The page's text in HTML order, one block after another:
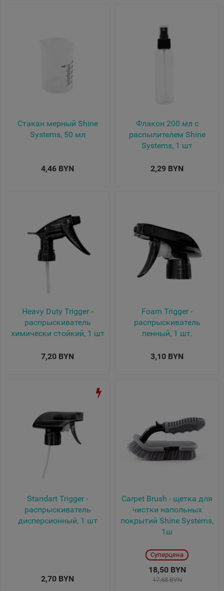
Стакан мерный Shine
Systems, 50 мл
4,46 BYN
Флакон 200 мл с
распылителем Shine
Systems, 1 шт
2,29 BYN
Heavy Duty Trigger -
распрыскиватель
химически стойкий, 1 шт
7,20 BYN
Foam Trigger -
распрыскиватель
пенный, 1 шт.
3,10 BYN
Standart Trigger -
распрыскиватель
дисперсионный, 1 шт
2,70 BYN
Carpet Brush - щетка для
чистки напольных
покрытий Shine Systems,
1ш
Суперцена
18,50 BYN
17,68 BYN